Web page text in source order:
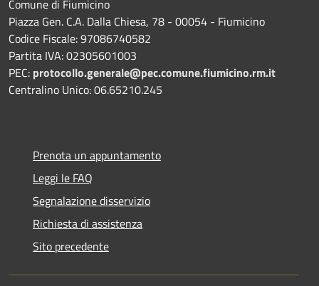
Comune di Fiumicino
Piazza Gen. C.A. Dalla Chiesa, 78 - 00054 - Fiumicino
Codice Fiscale: 97086740582
Partita IVA: 02305601003
PEC: protocollo.generale@pec.comune.fiumicino.rm.it
Centralino Unico: 06.65210.245
Prenota un appuntamento
Leggi le FAQ
Segnalazione disservizio
Richiesta di assistenza
Sito precedente